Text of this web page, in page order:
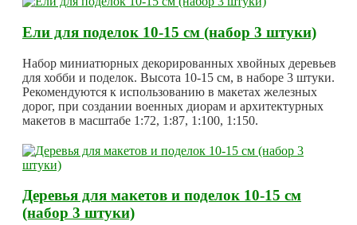
Ели для поделок 10-15 см (набор 3 штуки)
Набор миниатюрных декорированных хвойных деревьев
для хобби и поделок. Высота 10-15 см, в наборе 3 штуки.
Рекомендуются к использованию в макетах железных
дорог, при создании военных диорам и архитектурных
макетов в масштабе 1:72, 1:87, 1:100, 1:150.
Деревья для макетов и поделок 10-15 см
(набор 3 штуки)